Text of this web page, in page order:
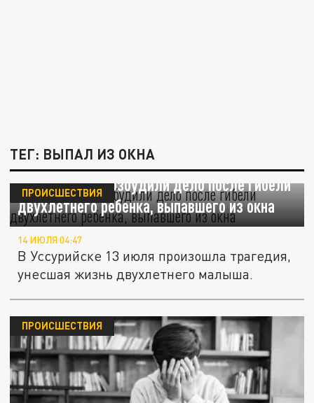
ТЕГ: ВЫПАЛ ИЗ ОКНА
В Уссурийске возбудили дело после гибели
двухлетнего ребенка, выпавшего из окна
ПРОИСШЕСТВИЯ
14 ИЮЛЯ 04:47
В Уссурийске 13 июля произошла трагедия,
унесшая жизнь двухлетнего малыша.
ПРОИСШЕСТВИЯ